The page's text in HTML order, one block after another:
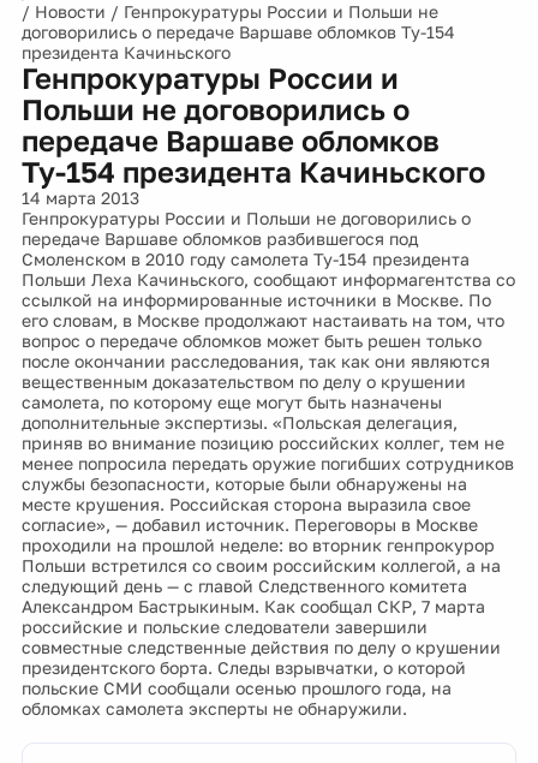
/ Новости / Генпрокуратуры России и Польши не
договорились о передаче Варшаве обломков Ту-154
президента Качиньского
Генпрокуратуры России и
Польши не договорились о
передаче Варшаве обломков
Ту-154 президента Качиньского
14 марта 2013
Генпрокуратуры России и Польши не договорились о
передаче Варшаве обломков разбившегося под
Смоленском в 2010 году самолета Ту-154 президента
Польши Леха Качиньского, сообщают информагентства со
ссылкой на информированные источники в Москве. По
его словам, в Москве продолжают настаивать на том, что
вопрос о передаче обломков может быть решен только
после окончании расследования, так как они являются
вещественным доказательством по делу о крушении
самолета, по которому еще могут быть назначены
дополнительные экспертизы. «Польская делегация,
приняв во внимание позицию российских коллег, тем не
менее попросила передать оружие погибших сотрудников
службы безопасности, которые были обнаружены на
месте крушения. Российская сторона выразила свое
согласие», — добавил источник. Переговоры в Москве
проходили на прошлой неделе: во вторник генпрокурор
Польши встретился со своим российским коллегой, а на
следующий день — с главой Следственного комитета
Александром Бастрыкиным. Как сообщал СКР, 7 марта
российские и польские следователи завершили
совместные следственные действия по делу о крушении
президентского борта. Следы взрывчатки, о которой
польские СМИ сообщали осенью прошлого года, на
обломках самолета эксперты не обнаружили.